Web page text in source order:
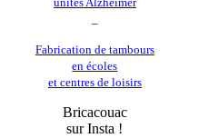
Fabrication de tambours
en écoles
et centres de loisirs
Bricacouac
sur Insta !